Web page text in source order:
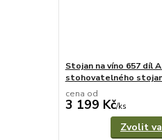
Stojan na víno 657 díl
stohovatelného
cena od
3 199 Kč/ks
Zvolit